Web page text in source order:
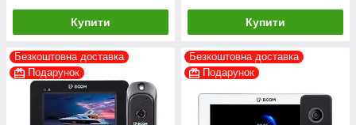
Купити Купити
Безкоштовна доставка
Подарунок
Безкоштовна доставка
Подарунок